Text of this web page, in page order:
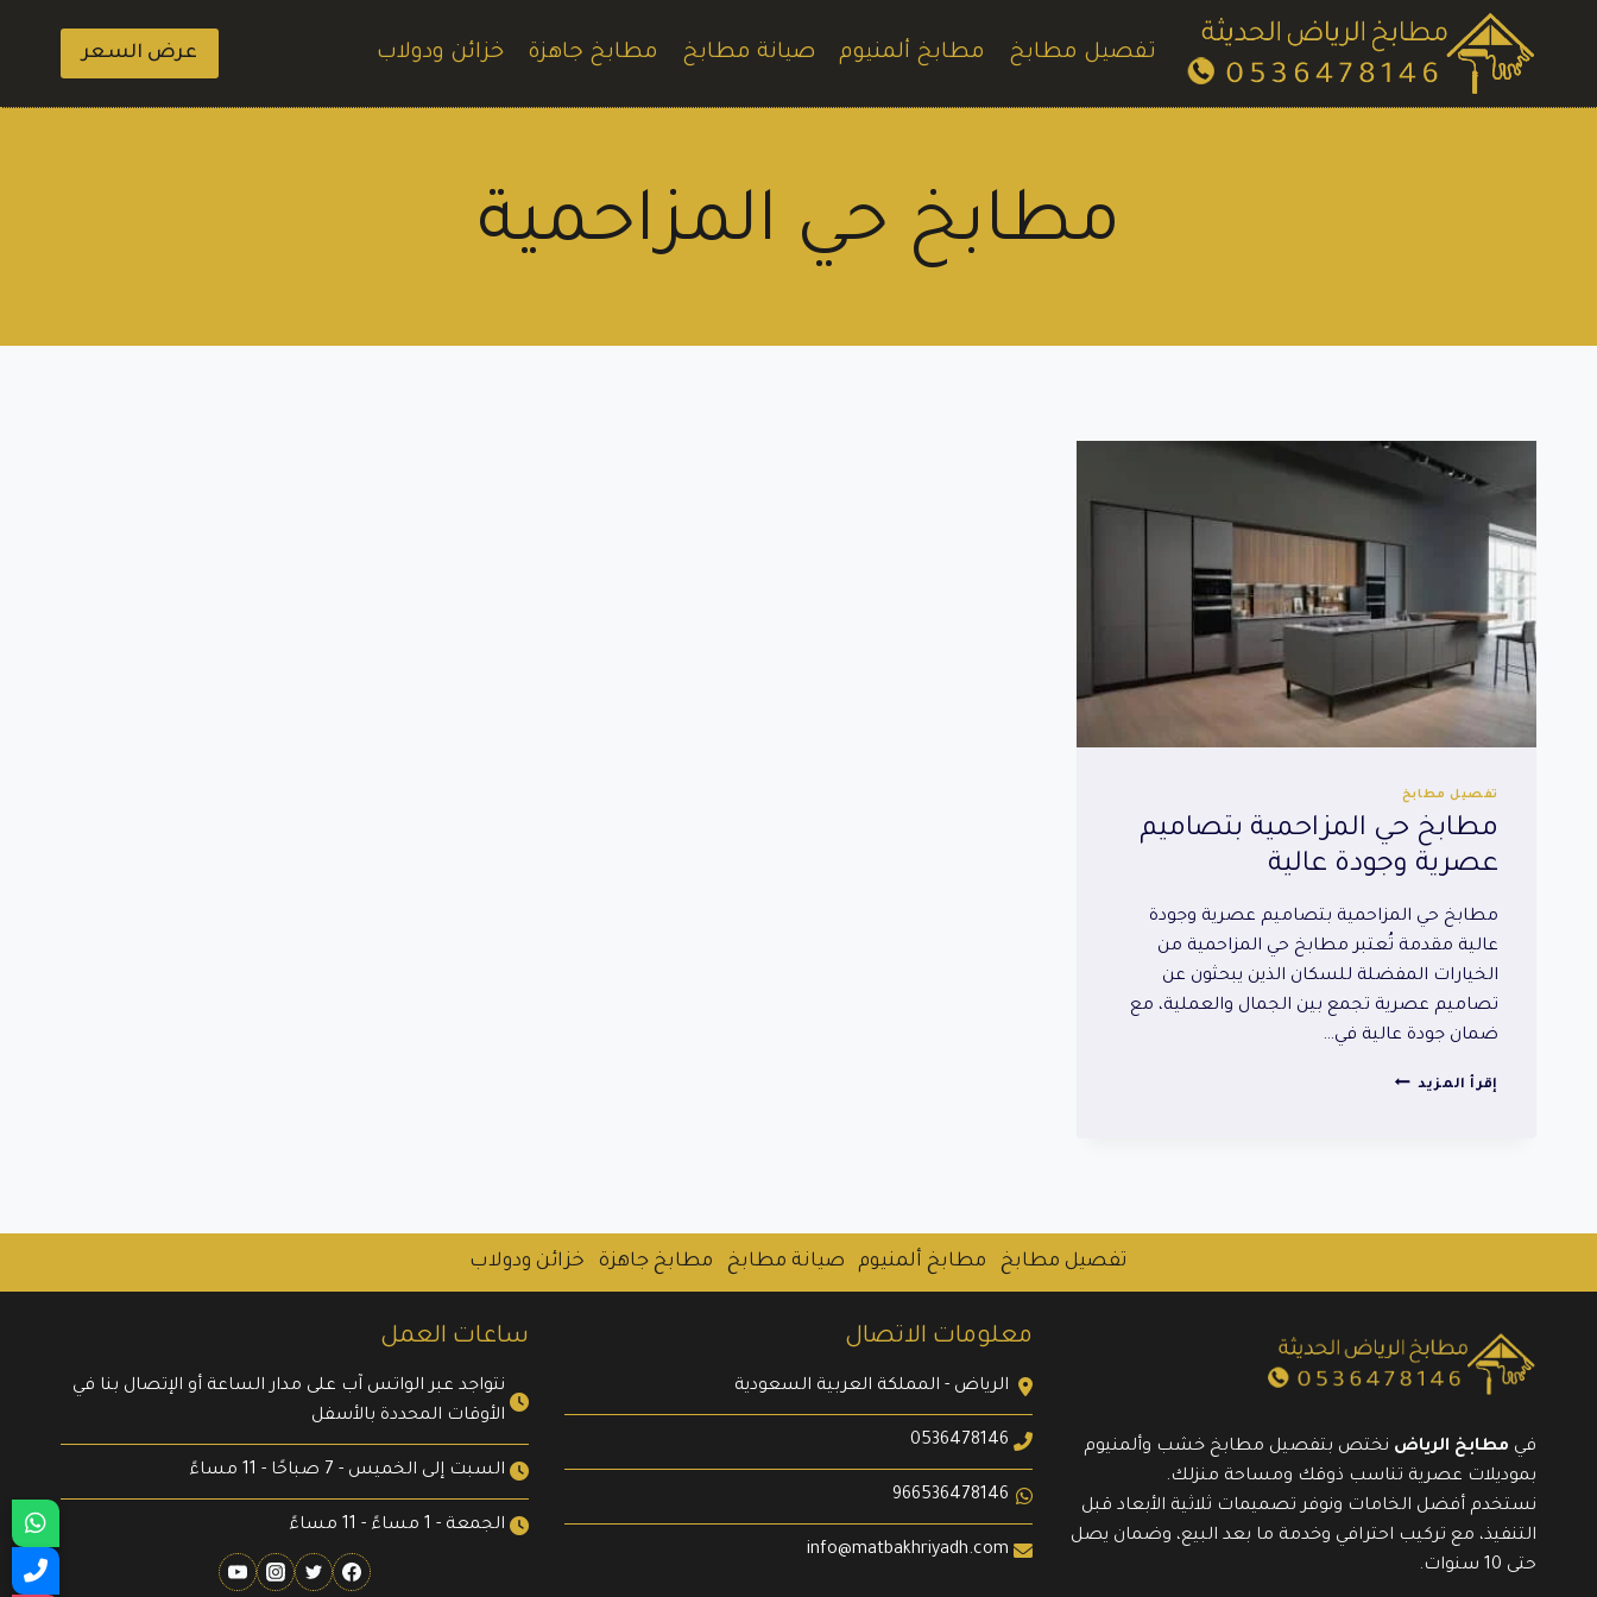
تفصيل مطابخ مطابخ ألمنيوم صيانة مطابخ مطابخ جاهزة خزائن ودولاب عرض السعر
مطابخ حي المزاحمية
تفصيل مطابخ
مطابخ حي المزاحمية بتصاميم
عصرية وجودة عالية
مطابخ حي المزاحمية بتصاميم عصرية وجودة
عالية مقدمة تُعتبر مطابخ حي المزاحمية من
الخيارات المفضلة للسكان الذين يبحثون عن
تصاميم عصرية تجمع بين الجمال والعملية، مع
ضمان جودة عالية في…
إقرأ المزيد مطابخ
تفصيل مطابخ مطابخ ألمنيوم صيانة مطابخ مطابخ جاهزة خزائن ودولاب
في مطابخ الرياض نختص بتفصيل مطابخ خشب وألمنيوم
بموديلات عصرية تناسب ذوقك ومساحة منزلك.
نستخدم أفضل الخامات ونوفر تصميمات ثلاثية الأبعاد قبل
التنفيذ، مع تركيب احترافي وخدمة ما بعد البيع، وضمان يصل
حتى 10 سنوات.
معلومات الاتصال
الرياض - المملكة العربية السعودية
0536478146
966536478146
info@matbakhriyadh.com
ساعات العمل
نتواجد عبر الواتس آب على مدار الساعة أو الإتصال بنا في
الأوقات المحددة بالأسفل
السبت إلى الخميس - 7 صباحًا - 11 مساءً
الجمعة - 1 مساءً - 11 مساءً